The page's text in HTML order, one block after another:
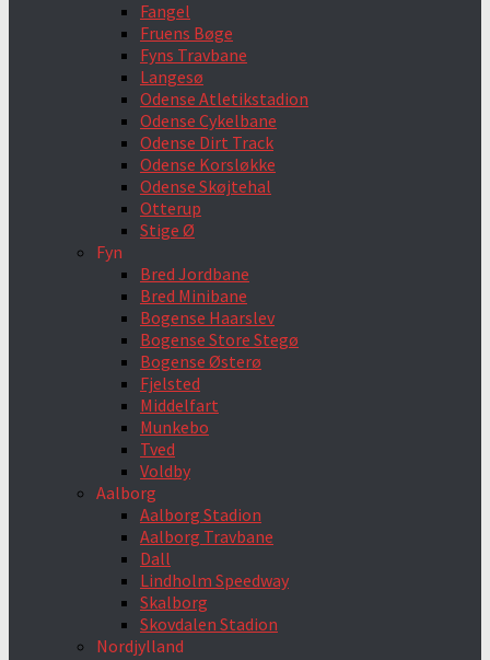
Fangel
Fruens Bøge
Fyns Travbane
Langesø
Odense Atletikstadion
Odense Cykelbane
Odense Dirt Track
Odense Korsløkke
Odense Skøjtehal
Otterup
Stige Ø
Fyn
Bred Jordbane
Bred Minibane
Bogense Haarslev
Bogense Store Stegø
Bogense Østerø
Fjelsted
Middelfart
Munkebo
Tved
Voldby
Aalborg
Aalborg Stadion
Aalborg Travbane
Dall
Lindholm Speedway
Skalborg
Skovdalen Stadion
Nordjylland